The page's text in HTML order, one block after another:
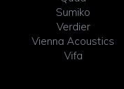
Sumiko
Verdier
Vienna Acoustics
Vifa